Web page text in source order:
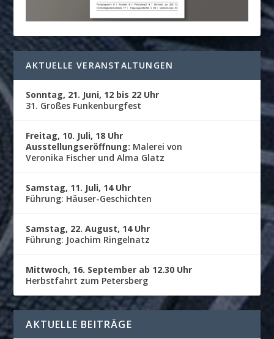
AKTUELLE VERANSTALTUNGEN
Sonntag, 21. Juni, 12 bis 22 Uhr
31. Großes Funkenburgfest
Freitag, 10. Juli, 18 Uhr
Ausstellungseröffnung: Malerei von
Veronika Fischer und Alma Glatz
Samstag, 11. Juli, 14 Uhr
Führung: Häuser-Geschichten
Samstag, 22. August, 14 Uhr
Führung: Joachim Ringelnatz
Mittwoch, 16. September ab 12.30 Uhr
Herbstfahrt zum Petersberg
AKTUELLE BEITRÄGE